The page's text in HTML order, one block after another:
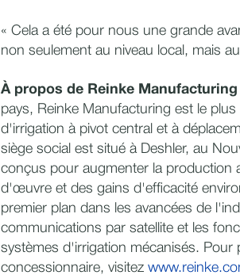
« Cela a été pour nous une grande
non seulement au niveau local, mais
À propos de Reinke Manufacturing
pays, Reinke Manufacturing est le
d'irrigation à pivot central et à
siège social est situé à Deshler, au
conçus pour augmenter la production
d'œuvre et des gains d'efficacité
premier plan dans les avancées de
communications par satellite et les
systèmes d'irrigation mécanisés.
concessionnaire, visitez